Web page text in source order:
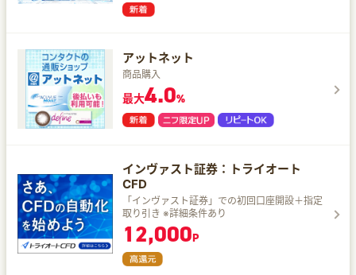
アットネット
商品購入
最大4.0%
インヴァスト証券：トライオート
CFD
「インヴァスト証券」での初回口座開設＋指定
取り引き ※詳細条件あり
12,000P